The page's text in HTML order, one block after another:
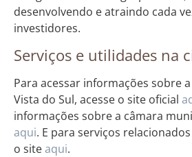
desenvolvendo e atraindo cada
investidores.
Serviços e utilidades na
Para acessar informações sobre
Vista do Sul, acesse o site oficial
informações sobre a câmara
aqui. E para serviços
o siteaqui.